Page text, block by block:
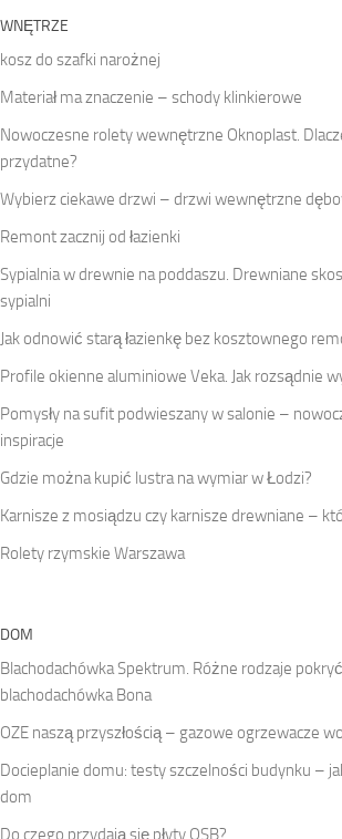
WNĘTRZE
kosz do szafki narożnej
Materiał ma znaczenie – schody klinkierowe
Nowoczesne rolety wewnętrzne Oknoplast.
przydatne?
Wybierz ciekawe drzwi – drzwi wewnętrzne
Remont zacznij od łazienki
Sypialnia w drewnie na poddaszu. Drewniane
sypialni
Jak odnowić starą łazienkę bez kosztownego
Profile okienne aluminiowe Veka. Jak rozsądnie
Pomysły na sufit podwieszany w salonie –
inspiracje
Gdzie można kupić lustra na wymiar w Łodzi?
Karnisze z mosiądzu czy karnisze drewniane –
Rolety rzymskie Warszawa
DOM
Blachodachówka Spektrum. Różne rodzaje
blachodachówka Bona
OZE naszą przyszłością – gazowe ogrzewacze
Docieplanie domu: testy szczelności budynku –
dom
Do czego przydają się płyty OSB?